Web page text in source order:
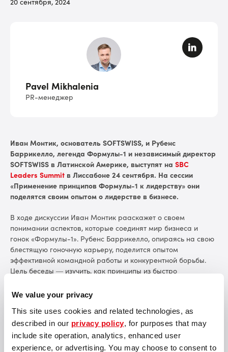
We value your privacy
This site uses cookies and related technologies, as
described in our privacy policy, for purposes that may
include site operation, analytics, enhanced user
experience, or advertising. You may choose to consent to
Иван Монтик, основатель SOFTSWISS, и Рубенс
Баррикелло, легенда Формулы-1 и независимый директор
SOFTSWISS в Латинской Америке, выступят на SBC
Leaders Summit в Лиссабоне 24 сентября. На сессии
«Применение принципов Формулы-1 к лидерству» они
поделятся своим опытом о лидерстве в бизнесе.
В ходе дискуссии Иван Монтик рааскажет о своем
понимании аспектов, которые соединят мир бизнеса и
гонок «Формулы-1». Рубенс Баррикелло, опираясь на свою
блестящую гоночную карьеру, поделится опытом
эффективной командной работы и конкурентной борьбы.
Цель беседы — изучить, как принципы из быстро
достижения успеха в корпоративном мире.
Pavel Mikhalenia
PR-менеджер